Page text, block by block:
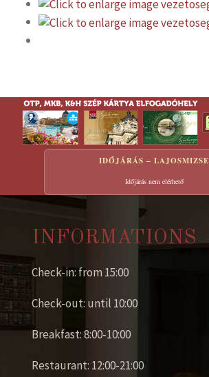
IDŐJÁRÁS – LAJOSMIZSE
Időjárás nem elérhető
INFORMATIONS
Check-in: from 15:00
Check-out: until 10:00
Breakfast: 8:00-10:00
Restaurant: 12:00-21:00